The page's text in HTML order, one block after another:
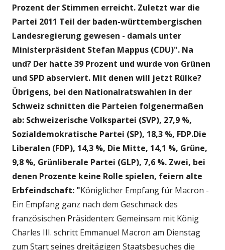
Prozent der Stimmen erreicht. Zuletzt war die
Partei 2011 Teil der baden-württembergischen
Landesregierung gewesen - damals unter
Ministerpräsident Stefan Mappus (CDU)". Na
und? Der hatte 39 Prozent und wurde von Grünen
und SPD abserviert. Mit denen will jetzt Rülke?
Übrigens, bei den Nationalratswahlen in der
Schweiz schnitten die Parteien folgenermaßen
ab: Schweizerische Volkspartei (SVP), 27,9 %,
Sozialdemokratische Partei (SP), 18,3 %, FDP.Die
Liberalen (FDP), 14,3 %, Die Mitte, 14,1 %, Grüne,
9,8 %, Grünliberale Partei (GLP), 7,6 %. Zwei, bei
denen Prozente keine Rolle spielen, feiern alte
Erbfeindschaft: "Königlicher Empfang für Macron -
Ein Empfang ganz nach dem Geschmack des
französischen Präsidenten: Gemeinsam mit König
Charles III. schritt Emmanuel Macron am Dienstag
zum Start seines dreitägigen Staatsbesuches die